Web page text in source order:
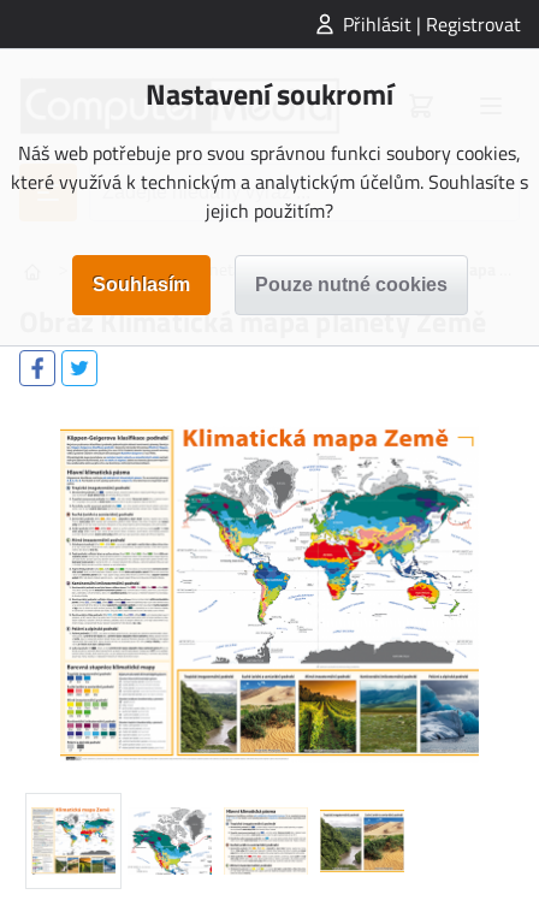
Přihlásit | Registrovat
Nastavení soukromí
Náš web potřebuje pro svou správnou funkci soubory cookies,
které využívá k technickým a analytickým účelům. Souhlasíte s
jejich použitím?
>
Obraz Klimatická mapa planety Země